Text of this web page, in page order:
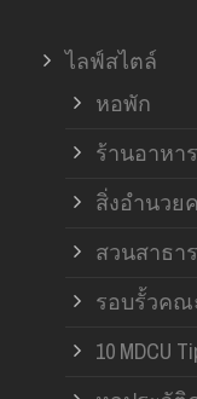
ไลฟ์สไตล์
หอพัก
ร้านอาหา
สิ่งอำนวย
สวนสาธา
รอบรั้วค
10 MDCU